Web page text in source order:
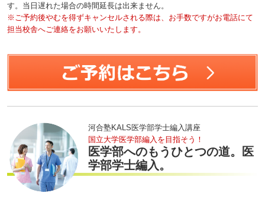
す。当日遅れた場合の時間延長は出来ません。
※ご予約後やむを得ずキャンセルされる際は、お手数ですがお電話にて
担当校舎へご連絡をお願いいたします。
河合塾KALS医学部学士編入講座
国立大学医学部編入を目指そう！
医学部へのもうひとつの道。医
学部学士編入。